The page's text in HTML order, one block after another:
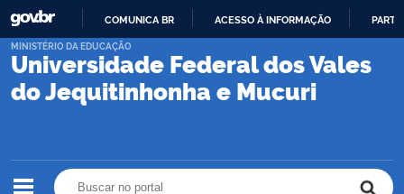
PARA
CONTEÚDO
COMUNICA BR ACESSO À INFORMAÇÃO
Universidade Federal dos Vales
do Jequitinhonha e Mucuri
MINISTÉRIO DA EDUCAÇÃO